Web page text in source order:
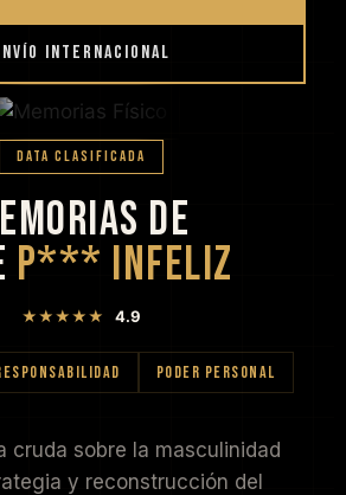
INTERNACIONAL
DATA CLASIFICADA
DE
P*** INFELIZ
★★★★★ 4.9
PODER PERSONAL
cruda sobre la masculinidad
y reconstrucción del